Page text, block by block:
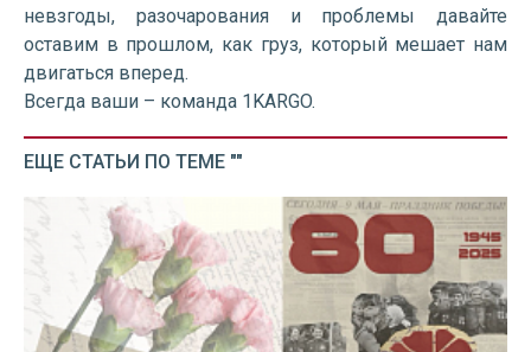
невзгоды, разочарования и проблемы давайте
оставим в прошлом, как груз, который мешает нам
двигаться вперед.
Всегда ваши – команда 1KARGO.
ЕЩЕ СТАТЬИ ПО ТЕМЕ ""